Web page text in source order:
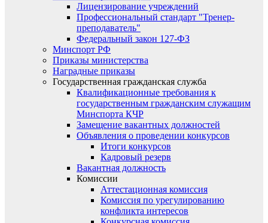
Лицензирование учреждений
Профессиональный стандарт "Тренер-
преподаватель"
Федеральный закон 127-ФЗ
Минспорт РФ
Приказы министерства
Наградные приказы
Государственная гражданская служба
Квалификационные требования к
государственным гражданским служащим
Минспорта КЧР
Замещение вакантных должностей
Объявления о проведении конкурсов
Итоги конкурсов
Кадровый резерв
Вакантная должность
Комиссии
Аттестационная комиссия
Комиссия по урегулированию
конфликта интересов